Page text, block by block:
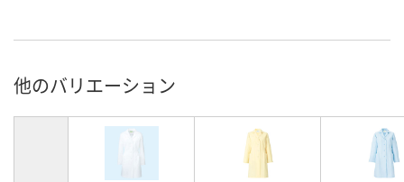
他のバリエーション